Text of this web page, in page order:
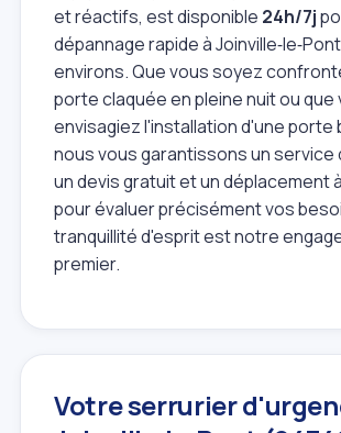
et réactifs, est disponible 24h/7j
dépannage rapide à
environs. Que vous soyez
porte claquée en pleine nuit ou que
envisagiez l'installation d'une porte
nous vous garantissons un service
un devis gratuit et un déplacement
pour évaluer précisément vos
tranquillité d'esprit est notre
premier.
Votre serrurier